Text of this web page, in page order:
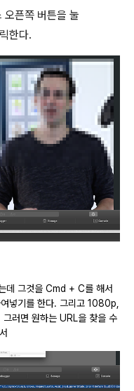
오픈쪽 버튼을 눌
한다.
데 그것을 Cmd + C를 해서
넣기를 한다. 그리고 1080p,
러면 원하는 URL을 찾을 수